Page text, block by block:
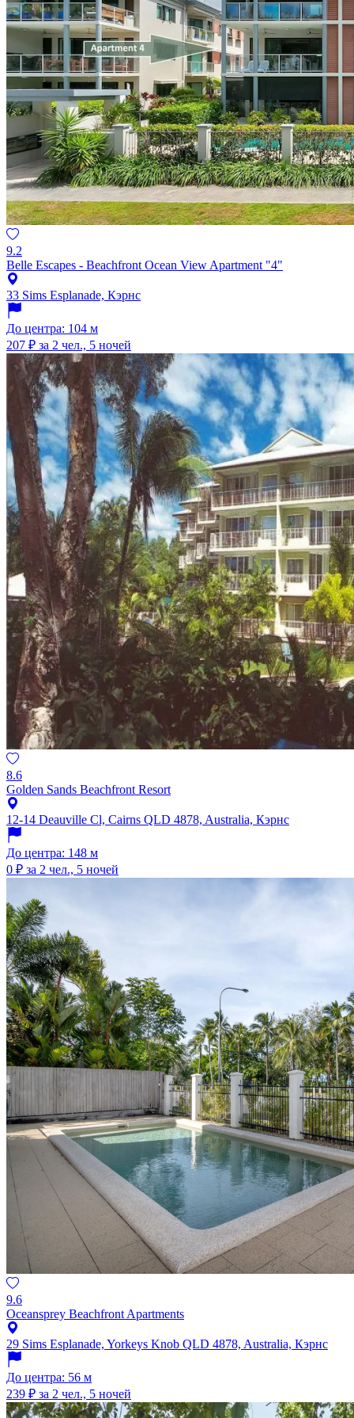
9.2
Belle Escapes - Beachfront Ocean View Apartment "4"
33 Sims Esplanade, Кэрнс
До центра: 104 м
207 ₽ за 2 чел., 5 ночей
8.6
Golden Sands Beachfront Resort
12-14 Deauville Cl, Cairns QLD 4878, Australia, Кэрнс
До центра: 148 м
0 ₽ за 2 чел., 5 ночей
9.6
Oceansprey Beachfront Apartments
29 Sims Esplanade, Yorkeys Knob QLD 4878, Australia, Кэрнс
До центра: 56 м
239 ₽ за 2 чел., 5 ночей